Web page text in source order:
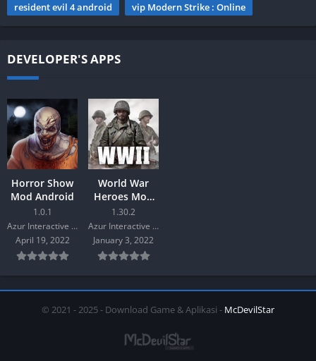
resident evil 4 android
vip Modern Strike : Online
DEVELOPER'S APPS
Horror Show
Mod Android
1.0.1
Azur Interactive Games Limited
April 19, 2022
World War
Heroes Mod
Android
1.30.2
Azur Interactive Games Limited
January 3, 2022
© 2021 - 2025 - Download Game & Aplikasi - McDevilStar